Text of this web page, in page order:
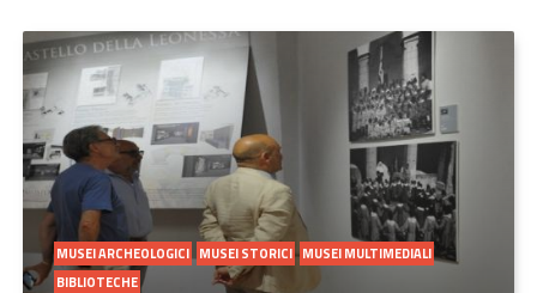
MUSEI ARCHEOLOGICI MUSEI STORICI MUSEI MULTIMEDIALI
BIBLIOTECHE